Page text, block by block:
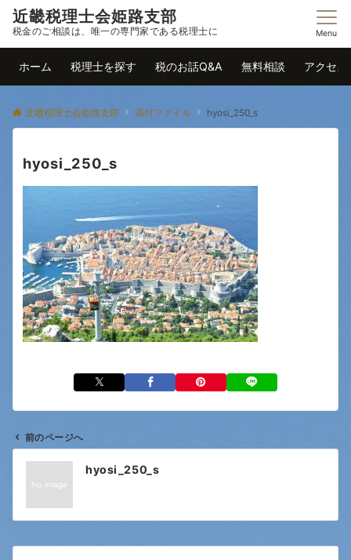
近畿税理士会姫路支部
税金のご相談は、唯一の専門家である税理士に Menu
ホーム 税理士を探す 税のお話Q&A 無料相談 アクセス
近畿税理士会姫路支部 添付ファイル hyosi_250_s
hyosi_250_s
ビ
前のページへ
hyosi_250_s